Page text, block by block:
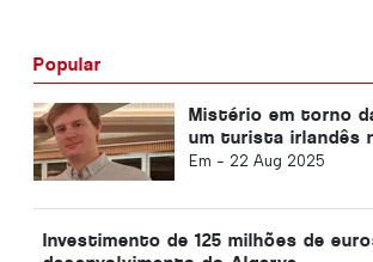
Popular
Mistério em torno
um turista irlandês
Em - 22 Aug 2025
Investimento de 125 milhões de